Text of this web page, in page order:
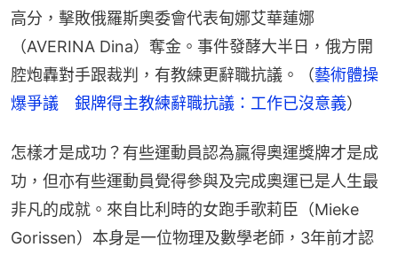
高分，擊敗俄羅斯奧委會代表甸娜艾華蓮娜
（AVERINA Dina）奪金。事件發酵大半日，俄方開
腔炮轟對手跟裁判，有教練更辭職抗議。（藝術體操
爆爭議　銀牌得主教練辭職抗議：工作已沒意義）
怎樣才是成功？有些運動員認為贏得奧運獎牌才是成
功，但亦有些運動員覺得參與及完成奧運已是人生最
非凡的成就。來自比利時的女跑手歌莉臣（Mieke
Gorissen）本身是一位物理及數學老師，3年前才認